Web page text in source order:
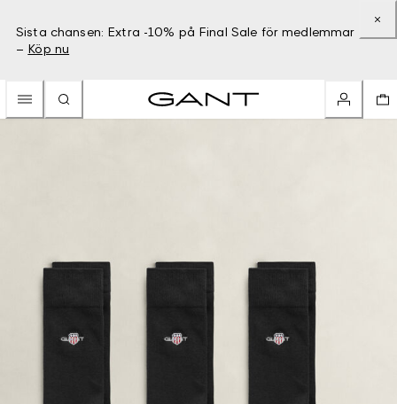
Sista chansen: Extra -10% på Final Sale för medlemmar
– Köp nu